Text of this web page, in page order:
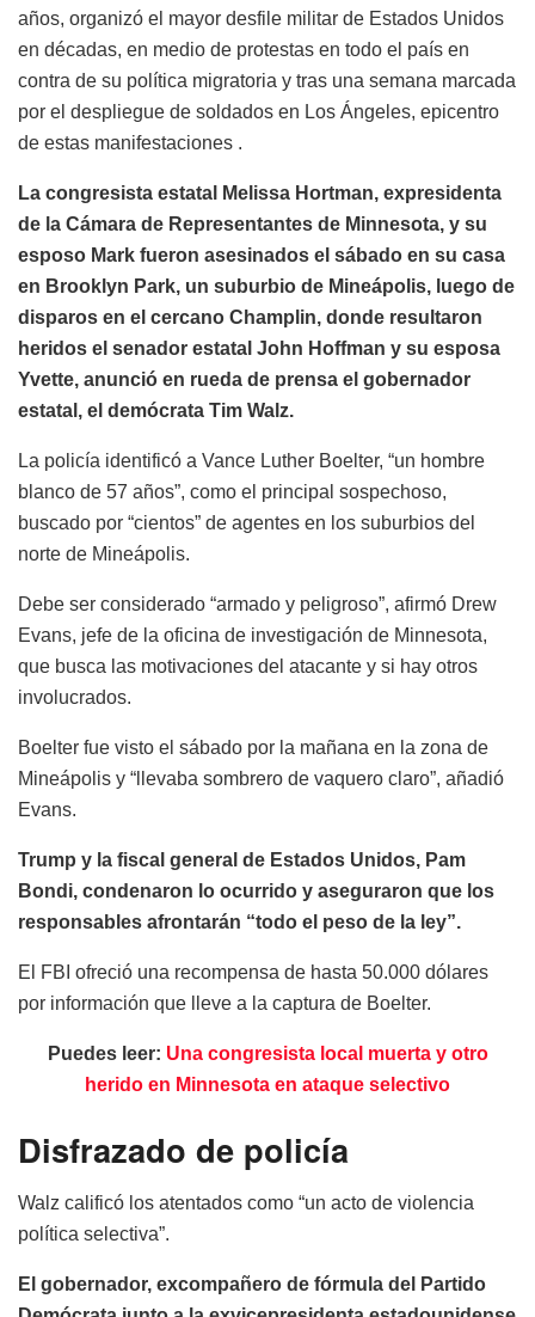
años, organizó el mayor desfile militar de Estados Unidos
en décadas, en medio de protestas en todo el país en
contra de su política migratoria y tras una semana marcada
por el despliegue de soldados en Los Ángeles, epicentro
de estas manifestaciones .
La congresista estatal Melissa Hortman, expresidenta
de la Cámara de Representantes de Minnesota, y su
esposo Mark fueron asesinados el sábado en su casa
en Brooklyn Park, un suburbio de Mineápolis, luego de
disparos en el cercano Champlin, donde resultaron
heridos el senador estatal John Hoffman y su esposa
Yvette, anunció en rueda de prensa el gobernador
estatal, el demócrata Tim Walz.
La policía identificó a Vance Luther Boelter, “un hombre
blanco de 57 años”, como el principal sospechoso,
buscado por “cientos” de agentes en los suburbios del
norte de Mineápolis.
Debe ser considerado “armado y peligroso”, afirmó Drew
Evans, jefe de la oficina de investigación de Minnesota,
que busca las motivaciones del atacante y si hay otros
involucrados.
Boelter fue visto el sábado por la mañana en la zona de
Mineápolis y “llevaba sombrero de vaquero claro”, añadió
Evans.
Trump y la fiscal general de Estados Unidos, Pam
Bondi, condenaron lo ocurrido y aseguraron que los
responsables afrontarán “todo el peso de la ley”.
El FBI ofreció una recompensa de hasta 50.000 dólares
por información que lleve a la captura de Boelter.
Puedes leer: Una congresista local muerta y otro
herido en Minnesota en ataque selectivo
Disfrazado de policía
Walz calificó los atentados como “un acto de violencia
política selectiva”.
El gobernador, excompañero de fórmula del Partido